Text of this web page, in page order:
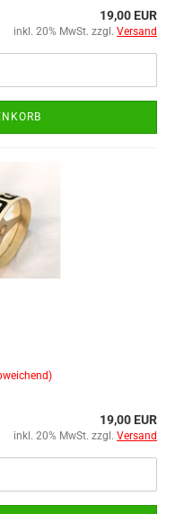
19,00 EUR
inkl. 20% MwSt. zzgl. Versand
19,00 EUR
inkl. 20% MwSt. zzgl. Versand